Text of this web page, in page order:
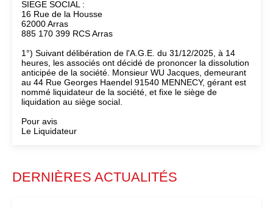
SIEGE SOCIAL :
16 Rue de la Housse
62000 Arras
885 170 399 RCS Arras
1°) Suivant délibération de l'A.G.E. du 31/12/2025, à 14
heures, les associés ont décidé de prononcer la dissolution
anticipée de la société. Monsieur WU Jacques, demeurant
au 44 Rue Georges Haendel 91540 MENNECY, gérant est
nommé liquidateur de la société, et fixe le siège de
liquidation au siège social.
Pour avis
Le Liquidateur
DERNIÈRES ACTUALITÉS